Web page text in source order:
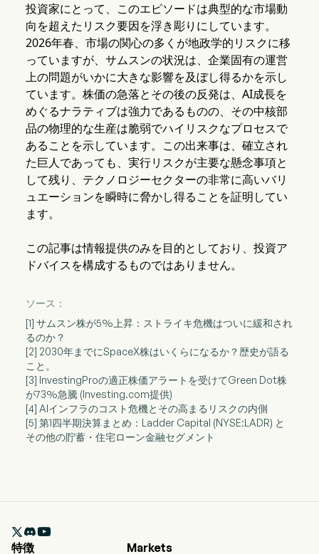
投資家にとって、このエピソードは典型的な市場動
向を超えたリスク要因を浮き彫りにしています。
2026年春、市場の関心の多くが地政学的リスクに移
っていますが、サムスンの状況は、企業固有の運営
上の問題がいかに大きな影響を及ぼし得るかを示し
ています。株価の急落とその後の反発は、AI成長を
めぐるナラティブは強力であるものの、その中核部
品の物理的な生産は脆弱でハイリスクなプロセスで
あることを示しています。この出来事は、確立され
た巨人であっても、実行リスクが主要な懸念事項と
して残り、テクノロジーセクターの非常に高いバリ
ュエーションを瞬時に脅かし得ることを証明してい
ます。
この記事は情報提供のみを目的としており、投資ア
ドバイスを構成するものではありません。
ソース：
[1] サムスン株が5%上昇：ストライキ危機はついに緩和され
るのか？
[2] 2030年までにSpaceX株はいくらになるか？歴史が語る
こと。
[3] InvestingProの適正株価アラートを受けてGreen Dot株
が73%急騰 (Investing.com提供)
[4] AIインフラのコスト危機とその高まるリスクの内側
[5] 第1四半期決算まとめ：Ladder Capital (NYSE:LADR) と
その他の貯蓄・住宅ローン金融セグメント

特徴
Markets